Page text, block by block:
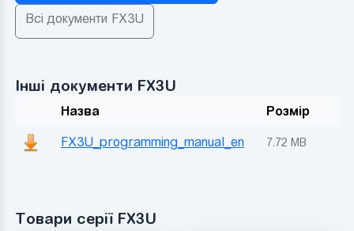
Всі документи FX3U
Інші документи FX3U
Назва Розмір
FX3U_programming_manual_en 7.72 MB
Товари серії FX3U